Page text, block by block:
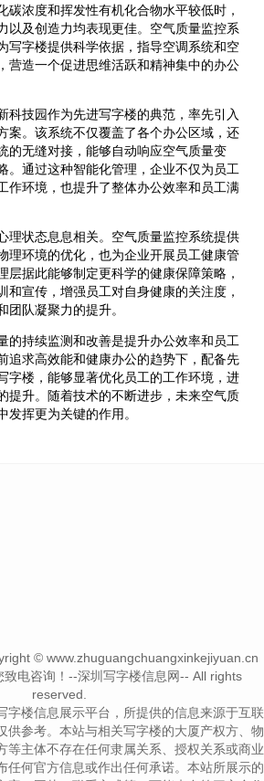
碳浓度和挥发性有机化合物水平较低时，
以及创造力均表现更佳。空气质量监控系
写字楼提供科学依据，指导空调系统和空
营造一个促进思维活跃和精神集中的办公
科技园作为先进写字楼的典范，率先引入
案。该系统不仅覆盖了各个办公区域，还
的无缝对接，能够自动响应空气质量变
。通过这种智能化管理，企业不仅为员工
作环境，也提升了整体办公效率和员工满
理状态息息相关。空气质量监控系统提供
理环境的优化，也为企业开展员工健康管
层据此能够制定更科学的健康保障策略，
和宣传，增强员工对自身健康的关注度，
团队凝聚力的提升。
的持续监测和改善是提升办公效率和员工
追求高效能和健康办公的趋势下，配备先
字楼，能够显著优化员工的工作环境，进
提升。随着技术的不断进步，未来空气质
发挥更为关键的作用。
© www.zhuguangchuangxinkejiyuan.cn
电咨询！--深圳写字楼信息网-- All rights
reserved.
字楼信息展示平台，所提供的信息来源于互联
供参考。本站与相关写字楼的大厦产权方、物
等主体不存在任何隶属关系、授权关系或商业
任何官方信息或作出任何承诺。本站所展示的